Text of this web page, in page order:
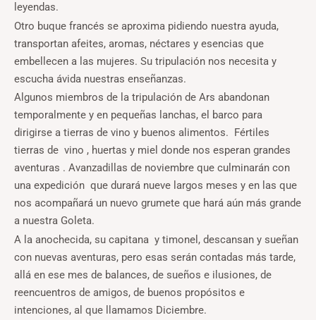
leyendas.
Otro buque francés se aproxima pidiendo nuestra ayuda,
transportan afeites, aromas, néctares y esencias que
embellecen a las mujeres. Su tripulación nos necesita y
escucha ávida nuestras enseñanzas.
Algunos miembros de la tripulación de Ars abandonan
temporalmente y en pequeñas lanchas, el barco para
dirigirse a tierras de vino y buenos alimentos. Fértiles
tierras de vino , huertas y miel donde nos esperan grandes
aventuras . Avanzadillas de noviembre que culminarán con
una expedición que durará nueve largos meses y en las que
nos acompañará un nuevo grumete que hará aún más grande
a nuestra Goleta.
A la anochecida, su capitana y timonel, descansan y sueñan
con nuevas aventuras, pero esas serán contadas más tarde,
allá en ese mes de balances, de sueños e ilusiones, de
reencuentros de amigos, de buenos propósitos e
intenciones, al que llamamos Diciembre.